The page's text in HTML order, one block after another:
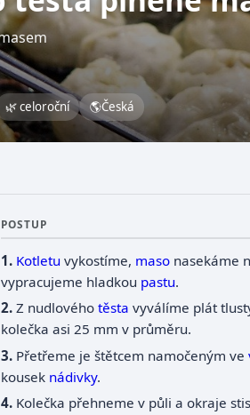
🌿 celoroční 🌎Česká
POSTUP
Kotletu vykostíme, masonasekáme
vypracujeme hladkou pastu.
Z nudlového těsta vyválíme plát
kolečka asi 25 mm v průměru.
Přetřeme je štětcem namočeným ve
kousek nádivky.
Kolečka přehneme v půli a okraje